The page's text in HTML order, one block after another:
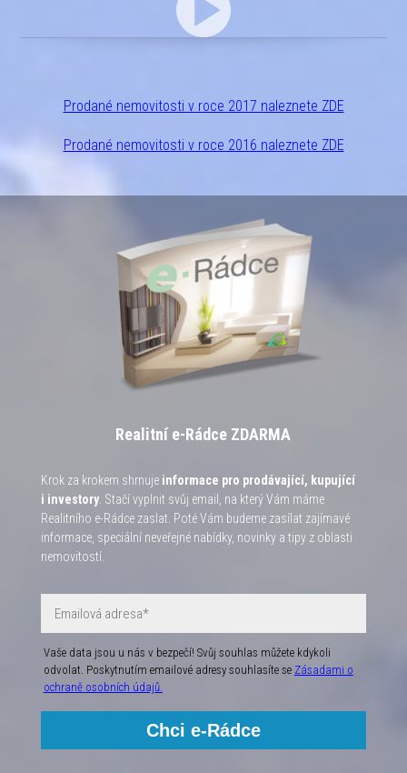
Prodané nemovitosti v roce 2017 naleznete ZDE
Prodané nemovitosti v roce 2016 naleznete ZDE
Realitní e-Rádce ZDARMA
Krok za krokem shrnuje informace pro prodávající, kupující
i investory. Stačí vyplnit svůj email, na který Vám máme
Realitního e-Rádce zaslat. Poté Vám budeme zasílat zajímavé
informace, speciální neveřejné nabídky, novinky a tipy z oblasti
nemovitostí.
Vaše data jsou u nás v bezpečí! Svůj souhlas můžete kdykoli
odvolat. Poskytnutím emailové adresy souhlasíte se Zásadami o
ochraně osobních údajů.
Chci e-Rádce